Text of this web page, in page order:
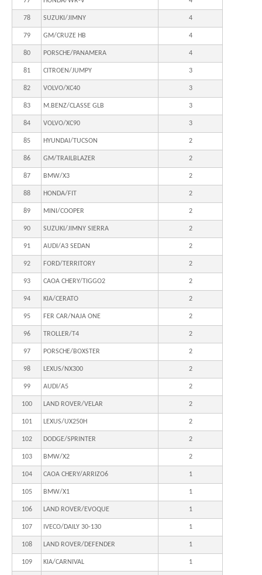
78 SUZUKI/JIMNY 4
79 GM/CRUZE HB 4
80 PORSCHE/PANAMERA 4
81 CITROEN/JUMPY 3
82 VOLVO/XC40 3
83 M.BENZ/CLASSE GLB 3
84 VOLVO/XC90 3
85 HYUNDAI/TUCSON 2
86 GM/TRAILBLAZER 2
87 BMW/X3 2
88 HONDA/FIT 2
89 MINI/COOPER 2
90 SUZUKI/JIMNY SIERRA 2
91 AUDI/A3 SEDAN 2
92 FORD/TERRITORY 2
93 CAOA CHERY/TIGGO2 2
94 KIA/CERATO 2
95 FER CAR/NAJA ONE 2
96 TROLLER/T4 2
97 PORSCHE/BOXSTER 2
98 LEXUS/NX300 2
99 AUDI/A5 2
100 LAND ROVER/VELAR 2
101 LEXUS/UX250H 2
102 DODGE/SPRINTER 2
103 BMW/X2 2
104 CAOA CHERY/ARRIZO6 1
105 BMW/X1 1
106 LAND ROVER/EVOQUE 1
107 IVECO/DAILY 30-130 1
108 LAND ROVER/DEFENDER 1
109 KIA/CARNIVAL 1